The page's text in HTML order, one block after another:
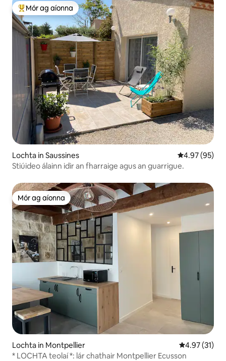
An-mhór ag aíonna
Mór ag aíonna
Lochta in Saussines Meánrátáil
4.97 (95)
Stiúideo álainn idir an fharraige agus an guarrigue.
Mór ag aíonna
Mór ag aíonna
Lochta in Montpellier Meánrátáil
4.97 (31)
* LOCHTA teolaí *: lár chathair Montpellier Ecusson